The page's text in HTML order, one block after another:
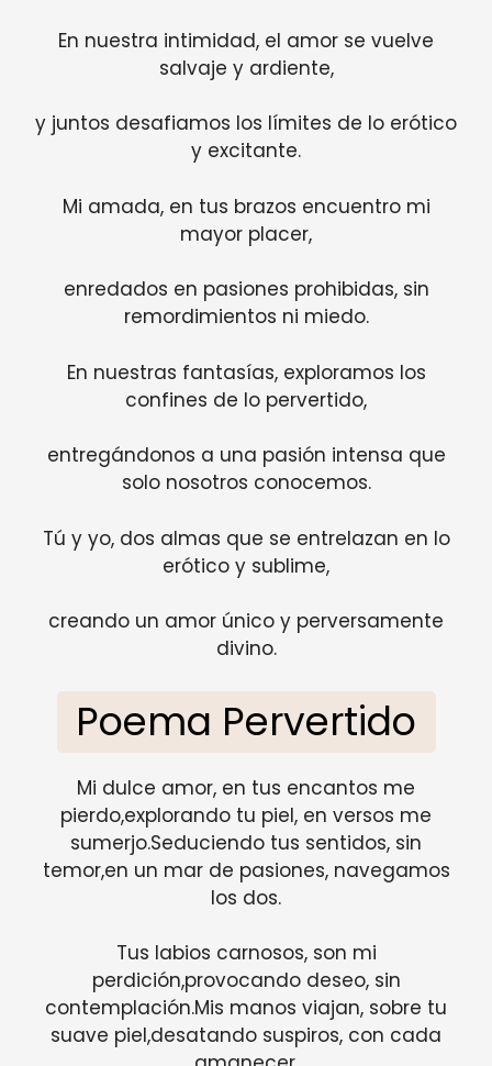
En nuestra intimidad, el amor se vuelve
salvaje y ardiente,
y juntos desafiamos los límites de lo erótico
y excitante.
Mi amada, en tus brazos encuentro mi
mayor placer,
enredados en pasiones prohibidas, sin
remordimientos ni miedo.
En nuestras fantasías, exploramos los
confines de lo pervertido,
entregándonos a una pasión intensa que
solo nosotros conocemos.
Tú y yo, dos almas que se entrelazan en lo
erótico y sublime,
creando un amor único y perversamente
divino.
Poema Pervertido
Mi dulce amor, en tus encantos me
pierdo,explorando tu piel, en versos me
sumerjo.Seduciendo tus sentidos, sin
temor,en un mar de pasiones, navegamos
los dos.
Tus labios carnosos, son mi
perdición,provocando deseo, sin
contemplación.Mis manos viajan, sobre tu
suave piel,desatando suspiros, con cada